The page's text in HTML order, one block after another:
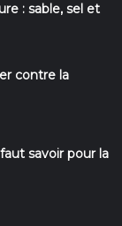
: sable, sel et
contre la
savoir pour la